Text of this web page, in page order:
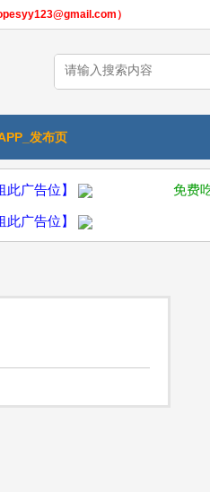
）
发布页
此广告位】 免费
此广告位】